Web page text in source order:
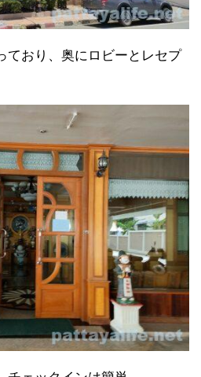
ており、奥にロビーとレセプ